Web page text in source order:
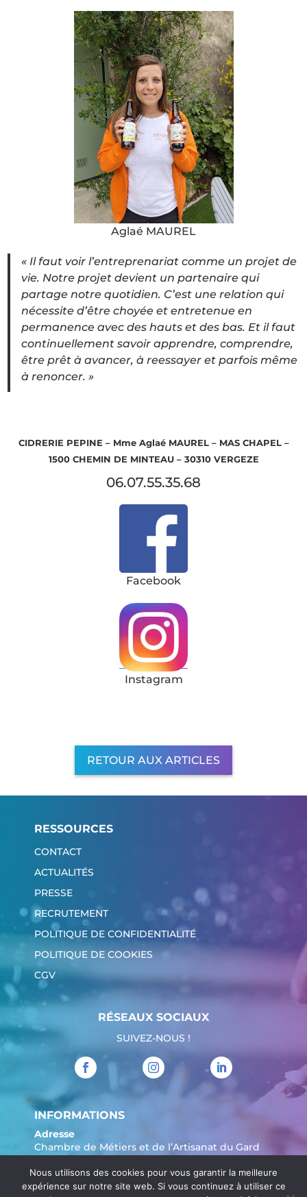
Aglaé MAUREL
« Il faut voir l’entreprenariat comme un projet de
vie. Notre projet devient un partenaire qui
partage notre quotidien. C’est une relation qui
nécessite d’être choyée et entretenue en
permanence avec des hauts et des bas. Et il faut
continuellement savoir apprendre, comprendre,
être prêt à avancer, à reessayer et parfois même
à renoncer. »
CIDRERIE PEPINE – Mme Aglaé MAUREL – MAS CHAPEL –
1500 CHEMIN DE MINTEAU – 30310 VERGEZE
06.07.55.35.68
Facebook
Instagram
RETOUR AUX ARTICLES
RESSOURCES
CONTACT
ACTUALITÉS
PRESSE
RECRUTEMENT
POLITIQUE DE CONFIDENTIALITÉ
POLITIQUE DE COOKIES
CGV
RÉSEAUX SOCIAUX
SUIVEZ-NOUS !
INFORMATIONS
Adresse
Chambre de Métiers et de l’Artisanat du Gard
904 Avenue Marechal Juin
30908 Nîmes
Nous utilisons des cookies pour vous garantir la meilleure
expérience sur notre site web. Si vous continuez à utiliser ce